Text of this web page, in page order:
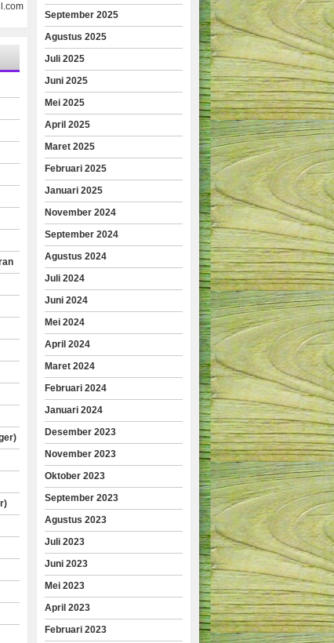
September 2025
Agustus 2025
Juli 2025
Juni 2025
Mei 2025
April 2025
Maret 2025
Februari 2025
Januari 2025
November 2024
September 2024
Agustus 2024
Juli 2024
Juni 2024
Mei 2024
April 2024
Maret 2024
Februari 2024
Januari 2024
Desember 2023
November 2023
Oktober 2023
September 2023
Agustus 2023
Juli 2023
Juni 2023
Mei 2023
April 2023
Februari 2023